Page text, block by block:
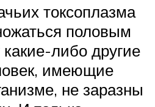
токсоплазма
половым
либо другие
имеющие
не заразны